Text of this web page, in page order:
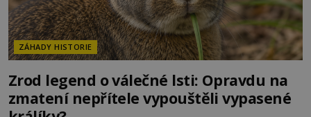
ZÁHADY HISTORIE
Zrod legend o válečné lsti: Opravdu na
zmatení nepřítele vypouštěli vypasené